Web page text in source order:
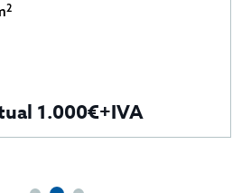
2
€
1.200€ + IVA